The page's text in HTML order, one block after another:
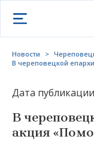
Открыть меню
Новости >
В череповецкой
Дата
В
акция